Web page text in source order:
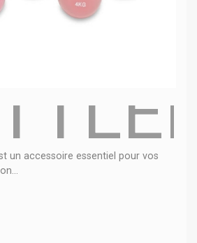
un accessoire essentiel pour vos